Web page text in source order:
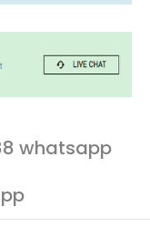
whatsapp